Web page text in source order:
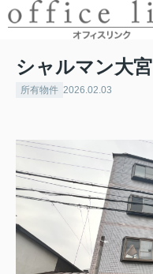
シャルマン大宮
所有物件 2026.02.03